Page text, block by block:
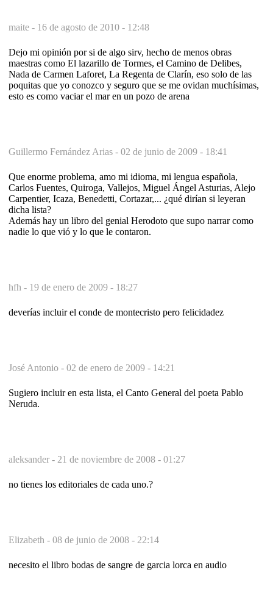
maite - 16 de agosto de 2010 - 12:48
Dejo mi opinión por si de algo sirv, hecho de menos obras
maestras como El lazarillo de Tormes, el Camino de Delibes,
Nada de Carmen Laforet, La Regenta de Clarín, eso solo de las
poquitas que yo conozco y seguro que se me ovidan muchísimas,
esto es como vaciar el mar en un pozo de arena
Guillermo Fernández Arias - 02 de junio de 2009 - 18:41
Que enorme problema, amo mi idioma, mi lengua española,
Carlos Fuentes, Quiroga, Vallejos, Miguel Ángel Asturias, Alejo
Carpentier, Icaza, Benedetti, Cortazar,... ¿qué dirían si leyeran
dicha lista?
Además hay un libro del genial Herodoto que supo narrar como
nadie lo que vió y lo que le contaron.
hfh - 19 de enero de 2009 - 18:27
deverías incluir el conde de montecristo pero felicidadez
José Antonio - 02 de enero de 2009 - 14:21
Sugiero incluir en esta lista, el Canto General del poeta Pablo
Neruda.
aleksander - 21 de noviembre de 2008 - 01:27
no tienes los editoriales de cada uno.?
Elizabeth - 08 de junio de 2008 - 22:14
necesito el libro bodas de sangre de garcia lorca en audio